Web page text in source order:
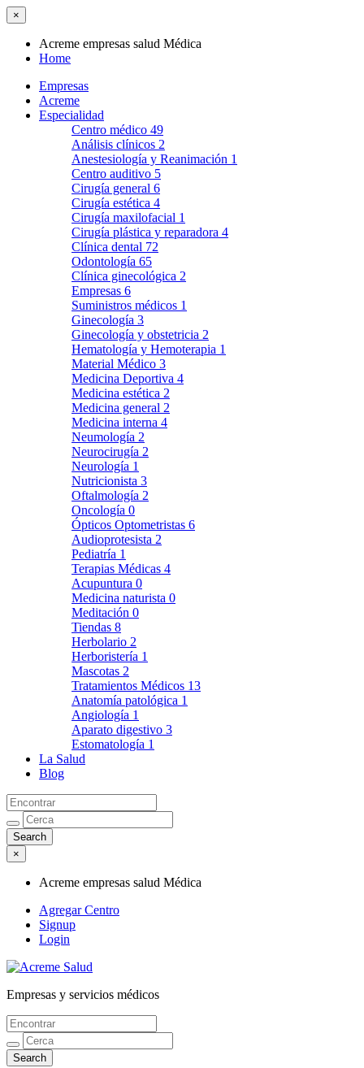
×
Acreme empresas salud Médica
Home
Empresas
Acreme
Especialidad
Centro médico 49
Análisis clínicos 2
Anestesiología y Reanimación 1
Centro auditivo 5
Cirugía general 6
Cirugía estética 4
Cirugía maxilofacial 1
Cirugía plástica y reparadora 4
Clínica dental 72
Odontología 65
Clínica ginecológica 2
Empresas 6
Suministros médicos 1
Ginecología 3
Ginecología y obstetricia 2
Hematología y Hemoterapia 1
Material Médico 3
Medicina Deportiva 4
Medicina estética 2
Medicina general 2
Medicina interna 4
Neumología 2
Neurocirugía 2
Neurología 1
Nutricionista 3
Oftalmología 2
Oncología 0
Ópticos Optometristas 6
Audioprotesista 2
Pediatría 1
Terapias Médicas 4
Acupuntura 0
Medicina naturista 0
Meditación 0
Tiendas 8
Herbolario 2
Herboristería 1
Mascotas 2
Tratamientos Médicos 13
Anatomía patológica 1
Angiología 1
Aparato digestivo 3
Estomatología 1
La Salud
Blog
×
Acreme empresas salud Médica
Agregar Centro
Signup
Login
Acreme empresas salud Médica
Empresas y servicios médicos